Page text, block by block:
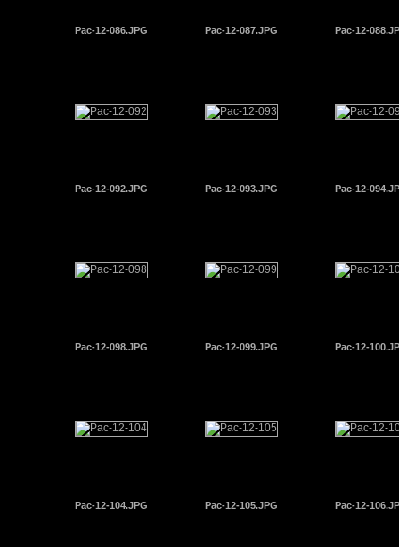
Pac-12-086.JPG Pac-12-087.JPG Pac-12-
Pac-12-092.JPG Pac-12-093.JPG Pac-12-
Pac-12-098.JPG Pac-12-099.JPG Pac-12-
Pac-12-104.JPG Pac-12-105.JPG Pac-12-